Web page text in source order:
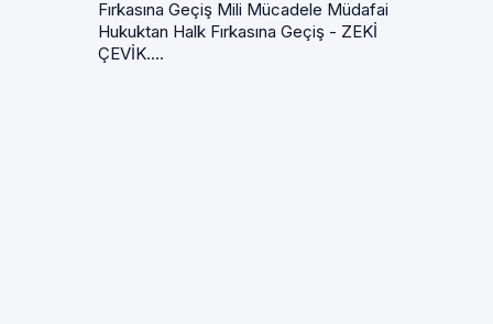
Fırkasına Geçiş Mili Mücadele Müdafai
Hukuktan Halk Fırkasına Geçiş - ZEKİ
ÇEVİK....